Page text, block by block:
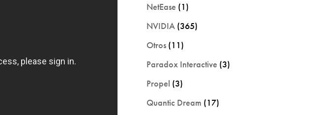
NetEase (1)
NVIDIA (365)
Otros (11)
Paradox Interactive (3)
Propel (3)
Quantic Dream (17)